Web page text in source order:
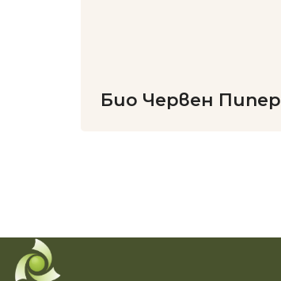
Био Червен Пипер